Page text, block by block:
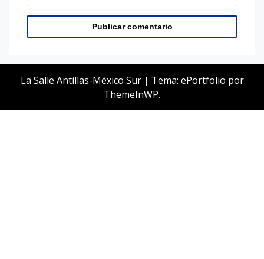
La Salle Antillas-México Sur | Tema: ePortfolio por
ThemeInWP.